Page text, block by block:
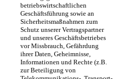
betriebswirtschaftlichen
Geschäftsführung sowie an
Sicherheitsmaßnahmen zum
Schutz unserer Vertragspartner
und unseres Geschäftsbetriebes
vor Missbrauch, Gefährdung
ihrer Daten, Geheimnisse,
Informationen und Rechte (z.B.
zur Beteiligung von